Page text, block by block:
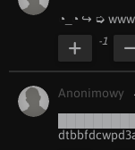
◔_◔ ︀↪ ︀➭
-1
Anonimowy